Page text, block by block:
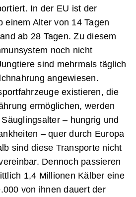
In der EU ist der
einem Alter von 14 Tagen
ab 28 Tagen. Zu diesem
noch nicht
sind mehrmals täglich
angewiesen.
existieren, die
ermöglichen, werden
– hungrig und
– quer durch Europa
sind diese Transporte nicht
Dennoch passieren
1,4 Millionen Kälber eine
von ihnen dauert der